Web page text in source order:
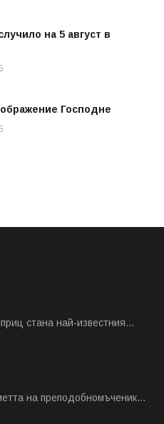
на 5 август в
Господне
стана най-известния...
на преподобномъченик...